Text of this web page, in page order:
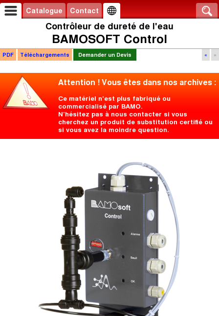
Catalogue Contact
Contrôleur de dureté de l'eau
BAMOSOFT Control
« »
PDF Téléchargements Demander un Devis
Attention ! Vous êtes dans nos archives :
Ce matériel n'est plus fabriqué ou
commercialisé par BAMO.
N’hésitez pas à nous contacter si vous
cherchez un produit de substitution certifié ou
si vous avez la moindre question.